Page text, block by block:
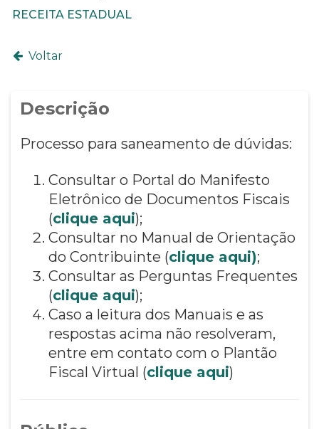
RECEITA ESTADUAL
Voltar
Descrição
Processo para saneamento de dúvidas:
Consultar o Portal do Manifesto
Eletrônico de Documentos Fiscais
(clique aqui);
Consultar no Manual de Orientação
do Contribuinte (clique aqui);
Consultar as Perguntas Frequentes
(clique aqui);
Caso a leitura dos Manuais e as
respostas acima não resolveram,
entre em contato com o Plantão
Fiscal Virtual (clique aqui)